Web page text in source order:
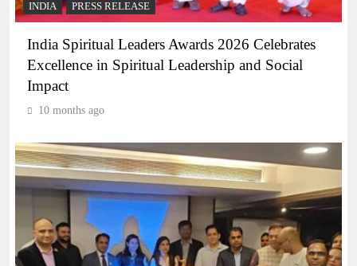
INDIA PRESS RELEASE
India Spiritual Leaders Awards 2026 Celebrates
Excellence in Spiritual Leadership and Social
Impact
10 months ago